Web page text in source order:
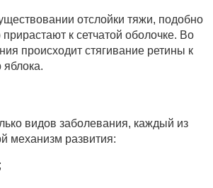
отслойки тяжи, подобно
к сетчатой оболочке. Во
происходит стягивание ретины к
яблока.
видов заболевания, каждый из
механизм развития: